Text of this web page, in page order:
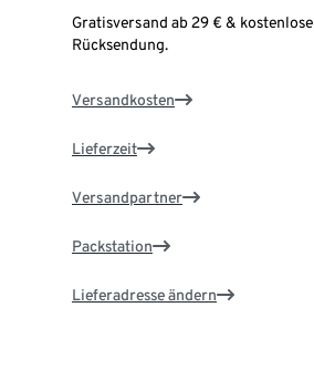
Gratisversand ab 29 € & kostenlose
Rücksendung.
Versandkosten
Lieferzeit
Versandpartner
Packstation
Lieferadresse ändern